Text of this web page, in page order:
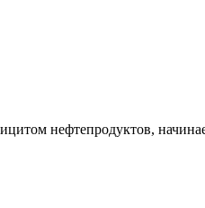
нефтепродуктов,